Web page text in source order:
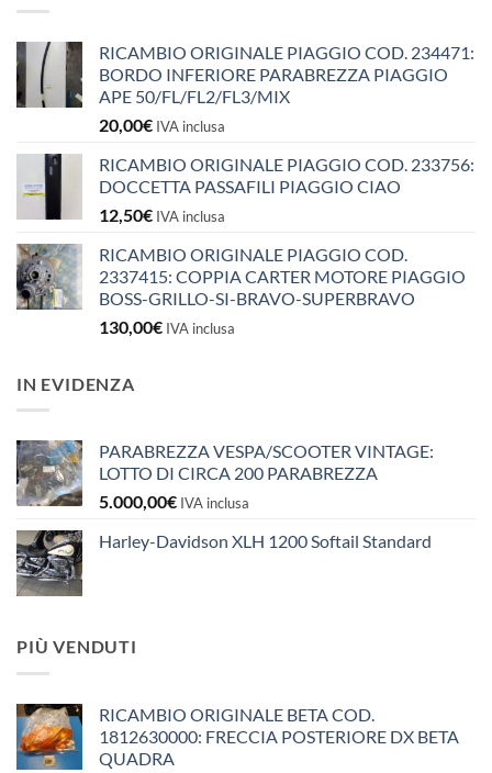
RICAMBIO ORIGINALE PIAGGIO COD. 234471:
BORDO INFERIORE PARABREZZA PIAGGIO
APE 50/FL/FL2/FL3/MIX
20,00€ IVA inclusa
RICAMBIO ORIGINALE PIAGGIO COD. 233756:
DOCCETTA PASSAFILI PIAGGIO CIAO
12,50€ IVA inclusa
RICAMBIO ORIGINALE PIAGGIO COD.
2337415: COPPIA CARTER MOTORE PIAGGIO
BOSS-GRILLO-SI-BRAVO-SUPERBRAVO
130,00€ IVA inclusa
IN EVIDENZA
PARABREZZA VESPA/SCOOTER VINTAGE:
LOTTO DI CIRCA 200 PARABREZZA
5.000,00€ IVA inclusa
Harley-Davidson XLH 1200 Softail Standard
PIÙ VENDUTI
RICAMBIO ORIGINALE BETA COD.
1812630000: FRECCIA POSTERIORE DX BETA
QUADRA